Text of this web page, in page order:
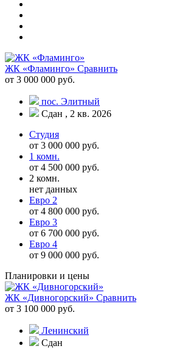
ЖК «Фламинго» Сравнить
от 3 000 000 руб.
пос. Элитный
Сдан , 2 кв. 2026
Студия
от 3 000 000 руб.
1 комн.
от 4 500 000 руб.
2 комн.
нет данных
Евро 2
от 4 800 000 руб.
Евро 3
от 6 700 000 руб.
Евро 4
от 9 000 000 руб.
Планировки и цены
ЖК «Дивногорский» Сравнить
от 3 100 000 руб.
Ленинский
Сдан